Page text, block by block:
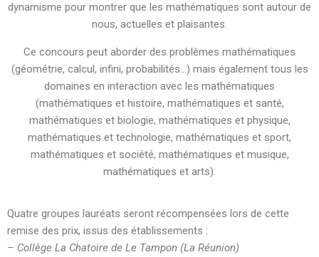
dynamisme pour montrer que les mathématiques sont autour de
nous, actuelles et plaisantes.
Ce concours peut aborder des problèmes mathématiques
(géométrie, calcul, infini, probabilités…) mais également tous les
domaines en interaction avec les mathématiques
(mathématiques et histoire, mathématiques et santé,
mathématiques et biologie, mathématiques et physique,
mathématiques et technologie, mathématiques et sport,
mathématiques et société, mathématiques et musique,
mathématiques et arts).
Quatre groupes lauréats seront récompensées lors de cette
remise des prix, issus des établissements :
– Collège La Chatoire de Le Tampon (La Réunion)